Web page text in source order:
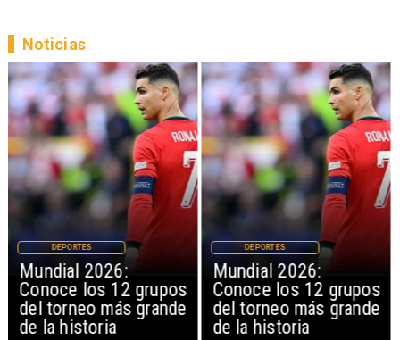
Mundial 2026:
Conoce los 12 grupos
del torneo más grande
de la historia
DEPORTES
Mundial 2026:
Conoce los 12 grupos
del torneo más grande
de la historia
DEPORTES
Noticias